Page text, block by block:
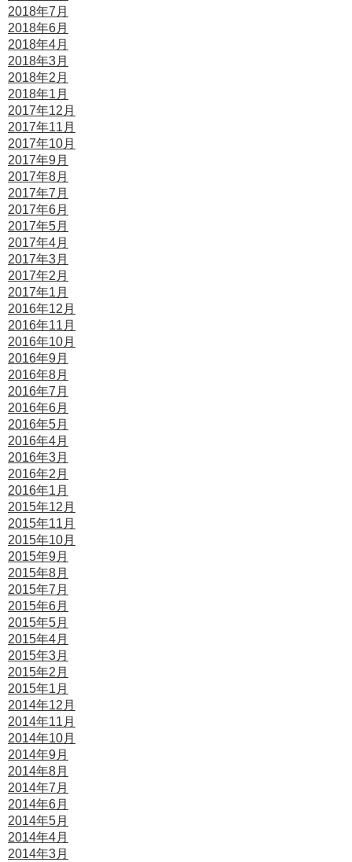
2018年7月
2018年6月
2018年4月
2018年3月
2018年2月
2018年1月
2017年12月
2017年11月
2017年10月
2017年9月
2017年8月
2017年7月
2017年6月
2017年5月
2017年4月
2017年3月
2017年2月
2017年1月
2016年12月
2016年11月
2016年10月
2016年9月
2016年8月
2016年7月
2016年6月
2016年5月
2016年4月
2016年3月
2016年2月
2016年1月
2015年12月
2015年11月
2015年10月
2015年9月
2015年8月
2015年7月
2015年6月
2015年5月
2015年4月
2015年3月
2015年2月
2015年1月
2014年12月
2014年11月
2014年10月
2014年9月
2014年8月
2014年7月
2014年6月
2014年5月
2014年4月
2014年3月